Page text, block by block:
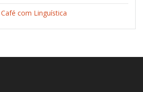
Café com Linguística